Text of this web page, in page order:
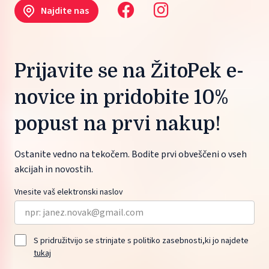
Najdite nas
Prijavite se na ŽitoPek e-
novice in pridobite 10%
popust na prvi nakup!
Ostanite vedno na tekočem. Bodite prvi obveščeni o vseh
akcijah in novostih.
Vnesite vaš elektronski naslov
S pridružitvijo se strinjate s politiko zasebnosti,ki jo najdete
tukaj